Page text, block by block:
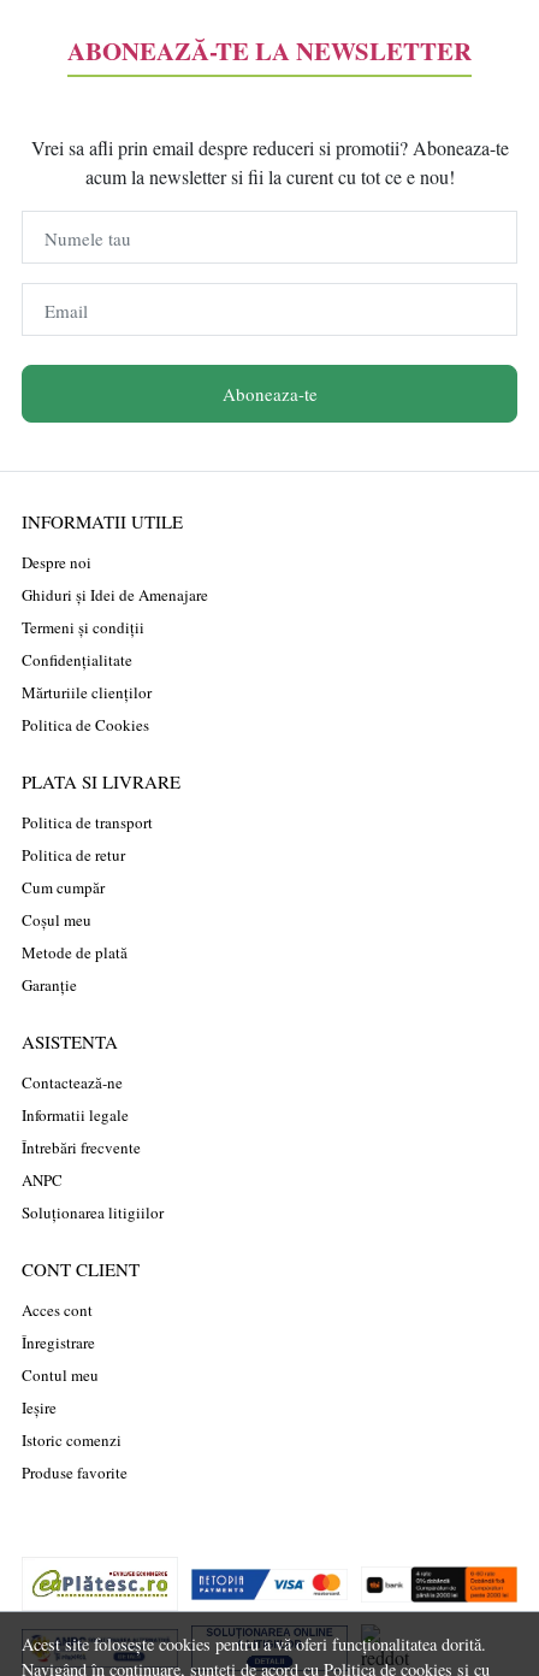
Acest site folosește cookies pentru a vă oferi funcționalitatea dorită.
Navigând în continuare, sunteți de acord cuPolitica de cookies și cu
ABONEAZĂ-TE LA NEWSLETTER
Vrei sa afli prin email despre reduceri si promotii? Aboneaza-te
acum la newsletter si fii la curent cu tot ce e nou!
Numele tau
Email
Aboneaza-te
INFORMATII UTILE
Despre noi
Ghiduri și Idei de Amenajare
Termeni și condiții
Confidențialitate
Mărturiile clienților
Politica de Cookies
PLATA SI LIVRARE
Politica de transport
Politica de retur
Cum cumpăr
Coșul meu
Metode de plată
Garanție
ASISTENTA
Contactează-ne
Informatii legale
Întrebări frecvente
ANPC
Soluționarea litigiilor
CONT CLIENT
Acces cont
Înregistrare
Contul meu
Ieșire
Istoric comenzi
Produse favorite